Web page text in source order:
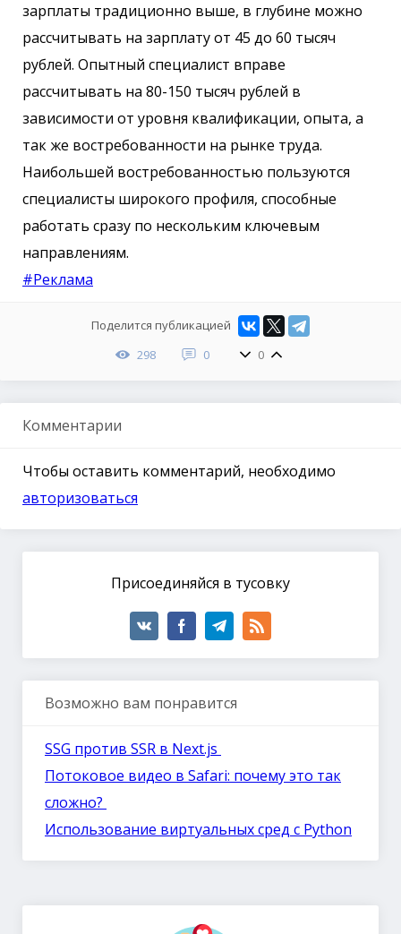
зарплаты традиционно выше, в глубине можно
рассчитывать на зарплату от 45 до 60 тысяч
рублей. Опытный специалист вправе
рассчитывать на 80-150 тысяч рублей в
зависимости от уровня квалификации, опыта, а
так же востребованности на рынке труда.
Наибольшей востребованностью пользуются
специалисты широкого профиля, способные
работать сразу по нескольким ключевым
направлениям.
#Реклама
Поделится публикацией
298
0 0
Комментарии
Чтобы оставить комментарий, необходимо
авторизоваться
Присоединяйся в тусовку
Возможно вам понравится
SSG против SSR в Next.js
Потоковое видео в Safari: почему это так
сложно?
Использование виртуальных сред с Python